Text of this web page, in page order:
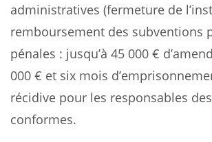
administratives (fermeture de
remboursement des subventions
pénales : jusqu’à 45 000 €
000 € et six mois
récidive pour les responsables
conformes.